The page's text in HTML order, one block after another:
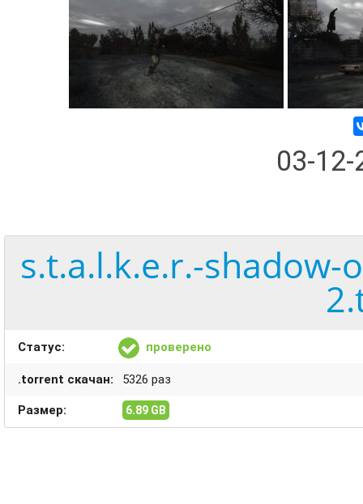
03-
s.t.a.l.k.e.r.-
Статус: проверено
.torrent скачан: 5326 раз
Размер: 6.89 GB